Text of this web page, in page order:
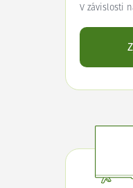
V závislosti